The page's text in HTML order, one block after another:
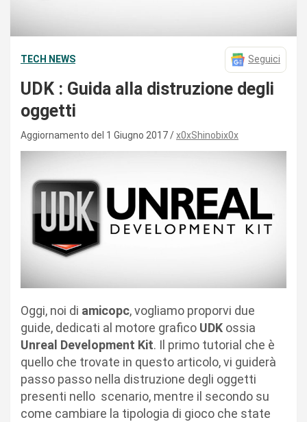
TECH NEWS Seguici
UDK : Guida alla distruzione degli
oggetti
Aggiornamento del 1 Giugno 2017 x0xShinobix0x
Oggi, noi di amicopc, vogliamo proporvi due
guide, dedicati al motore grafico UDK ossia
Unreal Development Kit. Il primo tutorial che è
quello che trovate in questo articolo, vi guiderà
passo passo nella distruzione degli oggetti
presenti nello scenario, mentre il secondo su
come cambiare la tipologia di gioco che state